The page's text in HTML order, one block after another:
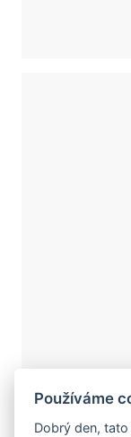
Používáme
Dobrý den,